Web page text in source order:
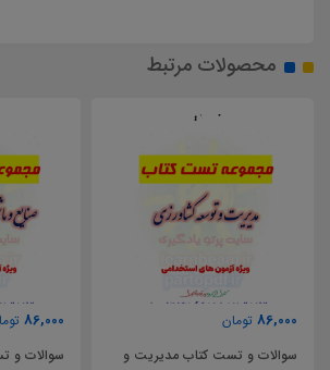
محصولات مرتبط
86,000 تومان
سوالات و تست کتاب مدیریت و
86,000
سوالات و